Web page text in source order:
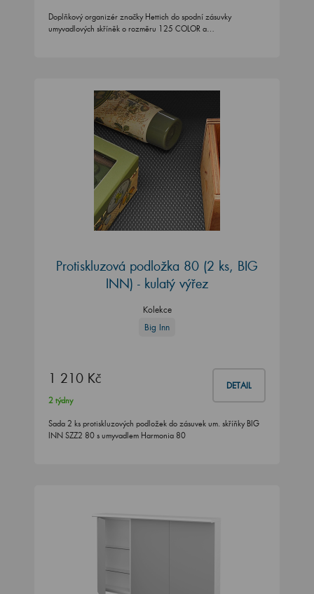
Doplňkový organizér značky Hettich do spodní zásuvky
umyvadlových skříněk o rozměru 125 COLOR a…
Protiskluzová podložka 80 (2 ks, BIG
INN) - kulatý výřez
Kolekce
Big Inn
1 210 Kč DETAIL
2 týdny
Sada 2 ks protiskluzových podložek do zásuvek um. skříňky BIG
INN SZZ2 80 s umyvadlem Harmonia 80